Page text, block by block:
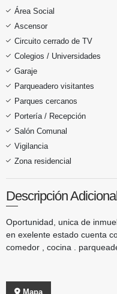
Área Social
Ascensor
Circuito cerrado de TV
Colegios / Universidades
Garaje
Parqueadero visitantes
Parques cercanos
Portería / Recepción
Salón Comunal
Vigilancia
Zona residencial
Descripción
Oportunidad, unica de
en exelente estado cuenta
comedor , cocina .
Mapa